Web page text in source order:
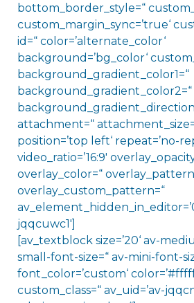
bottom_border_style=“
custom_margin_sync=’true‘
id=“ color=’alternate_color‘
background=’bg_color‘
background_gradient_color1=“
background_gradient_color2=“
attachment=“
position=’top left‘ repeat=’no-
video_ratio=’16:9′
overlay_color=“
overlay_custom_pattern=“
jqqcuwc1′]
[av_textblock size=’20‘ av-
small-font-size=“ av-mini-font-
font_color=’custom‘
custom_class=“ av_uid=’av-